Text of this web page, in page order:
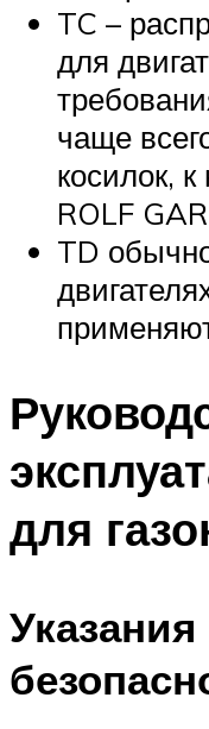
TC –
для
чаще
косилок,
ROLF
TD
для
Указания